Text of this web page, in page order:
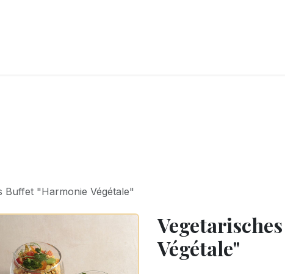
Buffet "Harmonie Végétale"
Végétale"